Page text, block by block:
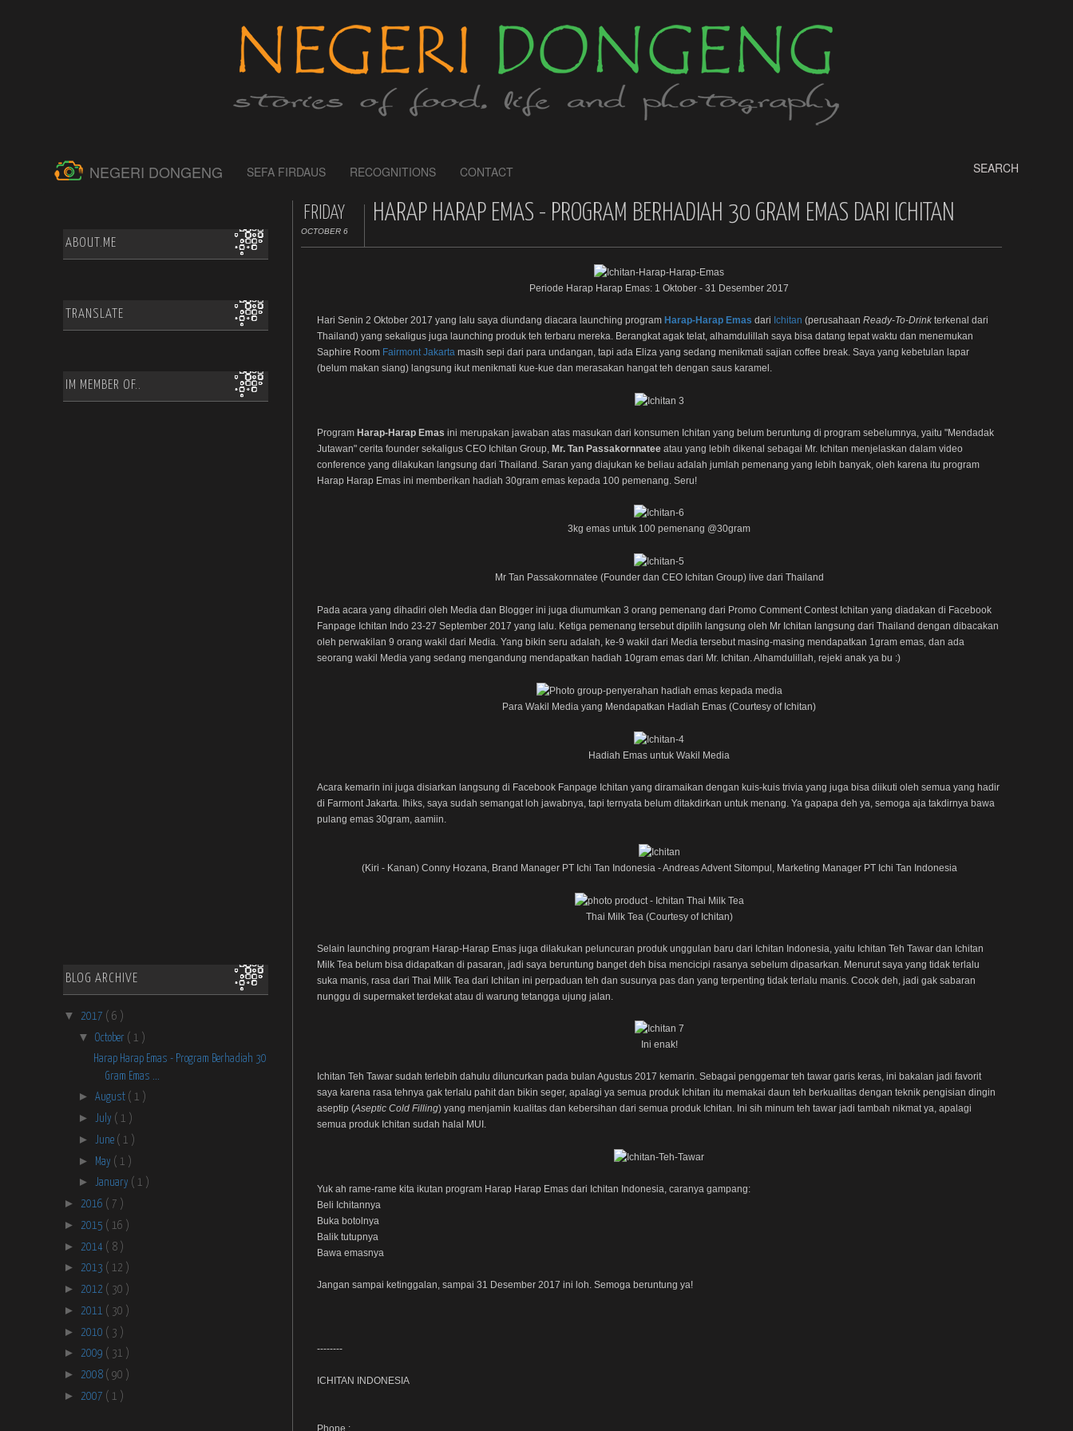
NEGERI DONGENG SEFA FIRDAUS RECOGNITIONS CONTACT SEARCH
ABOUT.ME
TRANSLATE
IM MEMBER OF..
BLOG ARCHIVE
▼ 2017 ( 6 )
▼ October ( 1 )
Harap Harap Emas - Program Berhadiah 30
Gram Emas ...
► August ( 1 )
► July ( 1 )
► June ( 1 )
► May ( 1 )
► January ( 1 )
► 2016 ( 7 )
► 2015 ( 16 )
► 2014 ( 8 )
► 2013 ( 12 )
► 2012 ( 30 )
► 2011 ( 30 )
► 2010 ( 3 )
► 2009 ( 31 )
► 2008 ( 90 )
► 2007 ( 1 )
FRIDAY
OCTOBER 6
HARAP HARAP EMAS - PROGRAM BERHADIAH 30 GRAM EMAS DARI ICHITAN
Periode Harap Harap Emas: 1 Oktober - 31 Desember 2017
Hari Senin 2 Oktober 2017 yang lalu saya diundang diacara launching program Harap-Harap Emas dari Ichitan (perusahaan Ready-To-Drinkterkenal dari
Thailand) yang sekaligus juga launching produk teh terbaru mereka. Berangkat agak telat, alhamdulillah saya bisa datang tepat waktu dan menemukan
Saphire Room Fairmont Jakartamasih sepi dari para undangan, tapi ada Eliza yang sedang menikmati sajian coffee break. Saya yang kebetulan lapar
(belum makan siang) langsung ikut menikmati kue-kue dan merasakan hangat teh dengan saus karamel.
Program Harap-Harap Emas ini merupakan jawaban atas masukan dari konsumen Ichitan yang belum beruntung di program sebelumnya, yaitu "Mendadak
Jutawan" cerita founder sekaligus CEO Ichitan Group, Mr. Tan Passakornnateeatau yang lebih dikenal sebagai Mr. Ichitan menjelaskan dalam video
conference yang dilakukan langsung dari Thailand. Saran yang diajukan ke beliau adalah jumlah pemenang yang lebih banyak, oleh karena itu program
Harap Harap Emas ini memberikan hadiah 30gram emas kepada 100 pemenang. Seru!
3kg emas untuk 100 pemenang @30gram
Mr Tan Passakornnatee (Founder dan CEO Ichitan Group) live dari Thailand
Pada acara yang dihadiri oleh Media dan Blogger ini juga diumumkan 3 orang pemenang dari Promo Comment Contest Ichitan yang diadakan di Facebook
Fanpage Ichitan Indo 23-27 September 2017 yang lalu. Ketiga pemenang tersebut dipilih langsung oleh Mr Ichitan langsung dari Thailand dengan dibacakan
oleh perwakilan 9 orang wakil dari Media. Yang bikin seru adalah, ke-9 wakil dari Media tersebut masing-masing mendapatkan 1gram emas, dan ada
seorang wakil Media yang sedang mengandung mendapatkan hadiah 10gram emas dari Mr. Ichitan. Alhamdulillah, rejeki anak ya bu :)
Para Wakil Media yang Mendapatkan Hadiah Emas (Courtesy of Ichitan)
Hadiah Emas untuk Wakil Media
Acara kemarin ini juga disiarkan langsung di Facebook Fanpage Ichitan yang diramaikan dengan kuis-kuis trivia yang juga bisa diikuti oleh semua yang hadir
di Farmont Jakarta. Ihiks, saya sudah semangat loh jawabnya, tapi ternyata belum ditakdirkan untuk menang. Ya gapapa deh ya, semoga aja takdirnya bawa
pulang emas 30gram, aamiin.
(Kiri - Kanan) Conny Hozana, Brand Manager PT Ichi Tan Indonesia - Andreas Advent Sitompul, Marketing Manager PT Ichi Tan Indonesia
Thai Milk Tea (Courtesy of Ichitan)
Selain launching program Harap-Harap Emas juga dilakukan peluncuran produk unggulan baru dari Ichitan Indonesia, yaitu Ichitan Teh Tawar dan Ichitan
Milk Tea belum bisa didapatkan di pasaran, jadi saya beruntung banget deh bisa mencicipi rasanya sebelum dipasarkan. Menurut saya yang tidak terlalu
suka manis, rasa dari Thai Milk Tea dari Ichitan ini perpaduan teh dan susunya pas dan yang terpenting tidak terlalu manis. Cocok deh, jadi gak sabaran
nunggu di supermaket terdekat atau di warung tetangga ujung jalan.
Ini enak!
Ichitan Teh Tawar sudah terlebih dahulu diluncurkan pada bulan Agustus 2017 kemarin. Sebagai penggemar teh tawar garis keras, ini bakalan jadi favorit
saya karena rasa tehnya gak terlalu pahit dan bikin seger, apalagi ya semua produk Ichitan itu memakai daun teh berkualitas dengan teknik pengisian dingin
aseptip (Aseptic Cold Filling) yang menjamin kualitas dan kebersihan dari semua produk Ichitan. Ini sih minum teh tawar jadi tambah nikmat ya, apalagi
semua produk Ichitan sudah halal MUI.
Yuk ah rame-rame kita ikutan program Harap Harap Emas dari Ichitan Indonesia, caranya gampang:
Beli Ichitannya
Buka botolnya
Balik tutupnya
Bawa emasnya
Jangan sampai ketinggalan, sampai 31 Desember 2017 ini loh. Semoga beruntung ya!
--------
ICHITAN INDONESIA